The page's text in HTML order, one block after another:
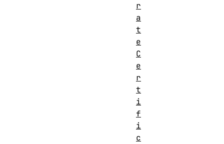
r
a
t
e
C
e
r
t
i
f
i
c